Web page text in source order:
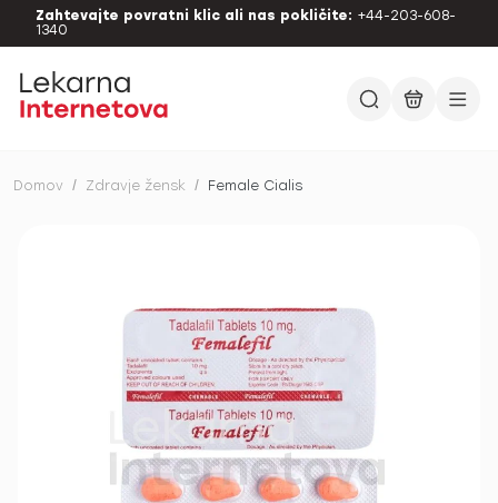
Zahtevajte povratni klic ali nas pokličite: +44-203-608-
1340
Domov / Zdravje žensk / Female Cialis